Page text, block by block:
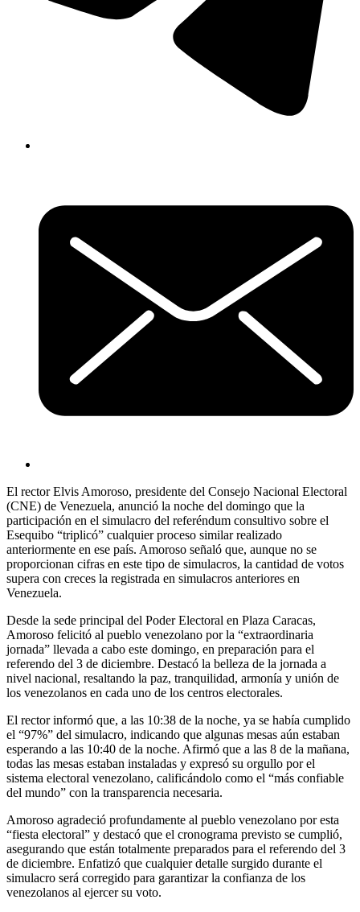
El rector Elvis Amoroso, presidente del Consejo Nacional Electoral
(CNE) de Venezuela, anunció la noche del domingo que la
participación en el simulacro del referéndum consultivo sobre el
Esequibo “triplicó” cualquier proceso similar realizado
anteriormente en ese país. Amoroso señaló que, aunque no se
proporcionan cifras en este tipo de simulacros, la cantidad de votos
supera con creces la registrada en simulacros anteriores en
Venezuela.
Desde la sede principal del Poder Electoral en Plaza Caracas,
Amoroso felicitó al pueblo venezolano por la “extraordinaria
jornada” llevada a cabo este domingo, en preparación para el
referendo del 3 de diciembre. Destacó la belleza de la jornada a
nivel nacional, resaltando la paz, tranquilidad, armonía y unión de
los venezolanos en cada uno de los centros electorales.
El rector informó que, a las 10:38 de la noche, ya se había cumplido
el “97%” del simulacro, indicando que algunas mesas aún estaban
esperando a las 10:40 de la noche. Afirmó que a las 8 de la mañana,
todas las mesas estaban instaladas y expresó su orgullo por el
sistema electoral venezolano, calificándolo como el “más confiable
del mundo” con la transparencia necesaria.
Amoroso agradeció profundamente al pueblo venezolano por esta
“fiesta electoral” y destacó que el cronograma previsto se cumplió,
asegurando que están totalmente preparados para el referendo del 3
de diciembre. Enfatizó que cualquier detalle surgido durante el
simulacro será corregido para garantizar la confianza de los
venezolanos al ejercer su voto.